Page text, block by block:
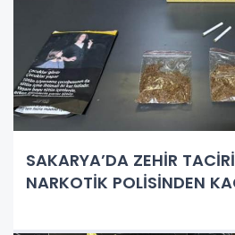
SAKARYA’DA ZEHİR
NARKOTİK POLİSİNDEN